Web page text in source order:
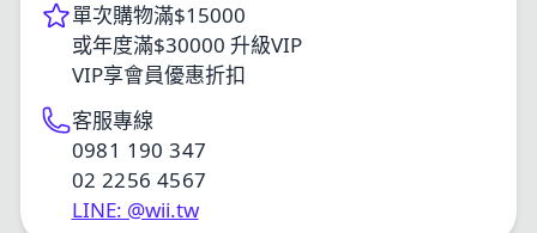
單次購物滿$15000
或年度滿$30000 升級VIP
VIP享會員優惠折扣
客服專線
0981 190 347
02 2256 4567
LINE: @wii.tw